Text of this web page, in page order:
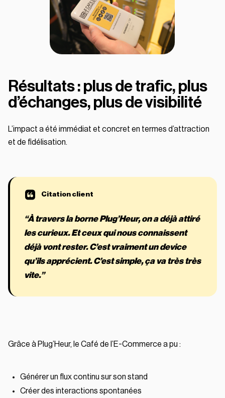
Résultats : plus de trafic, plus
d’échanges, plus de visibilité
L’impact a été immédiat et concret en termes d’attraction
et de fidélisation.
“À travers la borne Plug’Heur, on a déjà attiré
les curieux. Et ceux qui nous connaissent
déjà vont rester. C’est vraiment un device
qu’ils apprécient. C’est simple, ça va très très
vite.”
Grâce à Plug’Heur, le Café de l’E-Commerce a pu :
Générer un flux continu sur son stand
Créer des interactions spontanées